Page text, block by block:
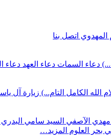
المهدوي اتصل بنا
دعاء السمات دعاء العهد دعاء
الله الكامل التام...) زيارة آل
مهدي الآصفي السيد سامي البدري
بحر العلوم المزيد…